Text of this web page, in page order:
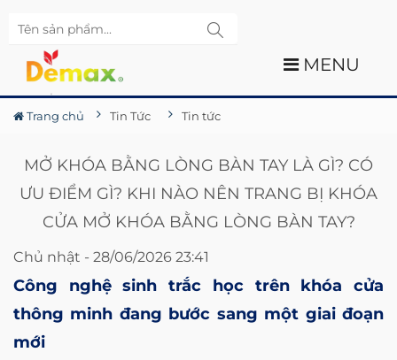
MENU
Trang chủ Tin Tức Tin tức
MỞ KHÓA BẰNG LÒNG BÀN TAY LÀ GÌ? CÓ
ƯU ĐIỂM GÌ? KHI NÀO NÊN TRANG BỊ KHÓA
CỬA MỞ KHÓA BẰNG LÒNG BÀN TAY?
Chủ nhật - 28/06/2026 23:41
Công nghệ sinh trắc học trên khóa cửa
thông minh đang bước sang một giai đoạn
mới